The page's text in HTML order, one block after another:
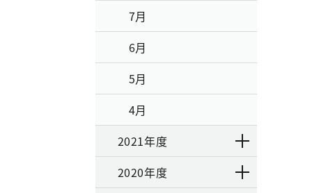
7月
6月
5月
4月
2021年度
2020年度